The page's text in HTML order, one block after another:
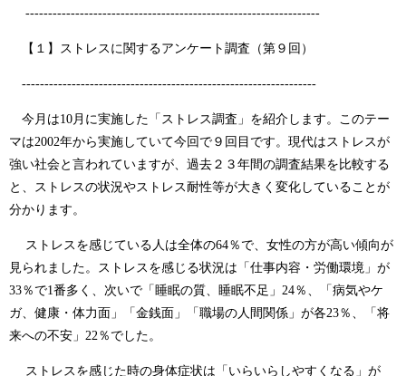
-----------------------------------------------------------------
【１】ストレスに関するアンケート調査（第９回）
-----------------------------------------------------------------
今月は10月に実施した「ストレス調査」を紹介します。このテー
マは2002年から実施していて今回で９回目です。現代はストレスが
強い社会と言われていますが、過去２３年間の調査結果を比較する
と、ストレスの状況やストレス耐性等が大きく変化していることが
分かります。
ストレスを感じている人は全体の64％で、女性の方が高い傾向が
見られました。ストレスを感じる状況は「仕事内容・労働環境」が
33％で1番多く、次いで「睡眠の質、睡眠不足」24％、「病気やケ
ガ、健康・体力面」「金銭面」「職場の人間関係」が各23％、「将
来への不安」22％でした。
ストレスを感じた時の身体症状は「いらいらしやすくなる」が